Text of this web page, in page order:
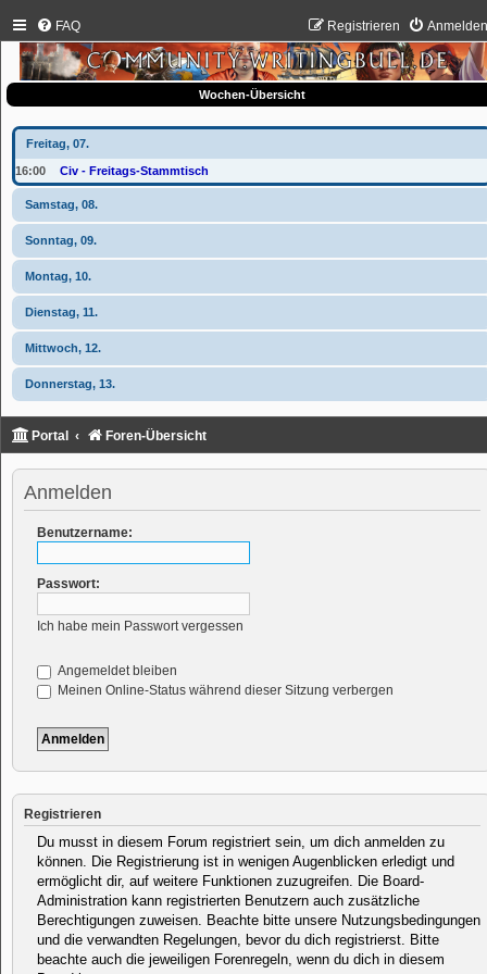
FAQ Registrieren
Wochen-Übersicht
Freitag, 07.
16:00 Civ - Freitags-Stammtisch
Samstag, 08.
Sonntag, 09.
Montag, 10.
Dienstag, 11.
Mittwoch, 12.
Donnerstag, 13.
Portal Foren-Übersicht
Anmelden
Benutzername:
Passwort:
Ich habe mein Passwort vergessen
Angemeldet bleiben
Meinen Online-Status während dieser Sitzung verbergen
Registrieren
Du musst in diesem Forum registriert sein, um dich anmelden zu
können. Die Registrierung ist in wenigen Augenblicken erledigt und
ermöglicht dir, auf weitere Funktionen zuzugreifen. Die Board-
Administration kann registrierten Benutzern auch zusätzliche
Berechtigungen zuweisen. Beachte bitte unsere Nutzungsbedingungen
und die verwandten Regelungen, bevor du dich registrierst. Bitte
beachte auch die jeweiligen Forenregeln, wenn du dich in diesem